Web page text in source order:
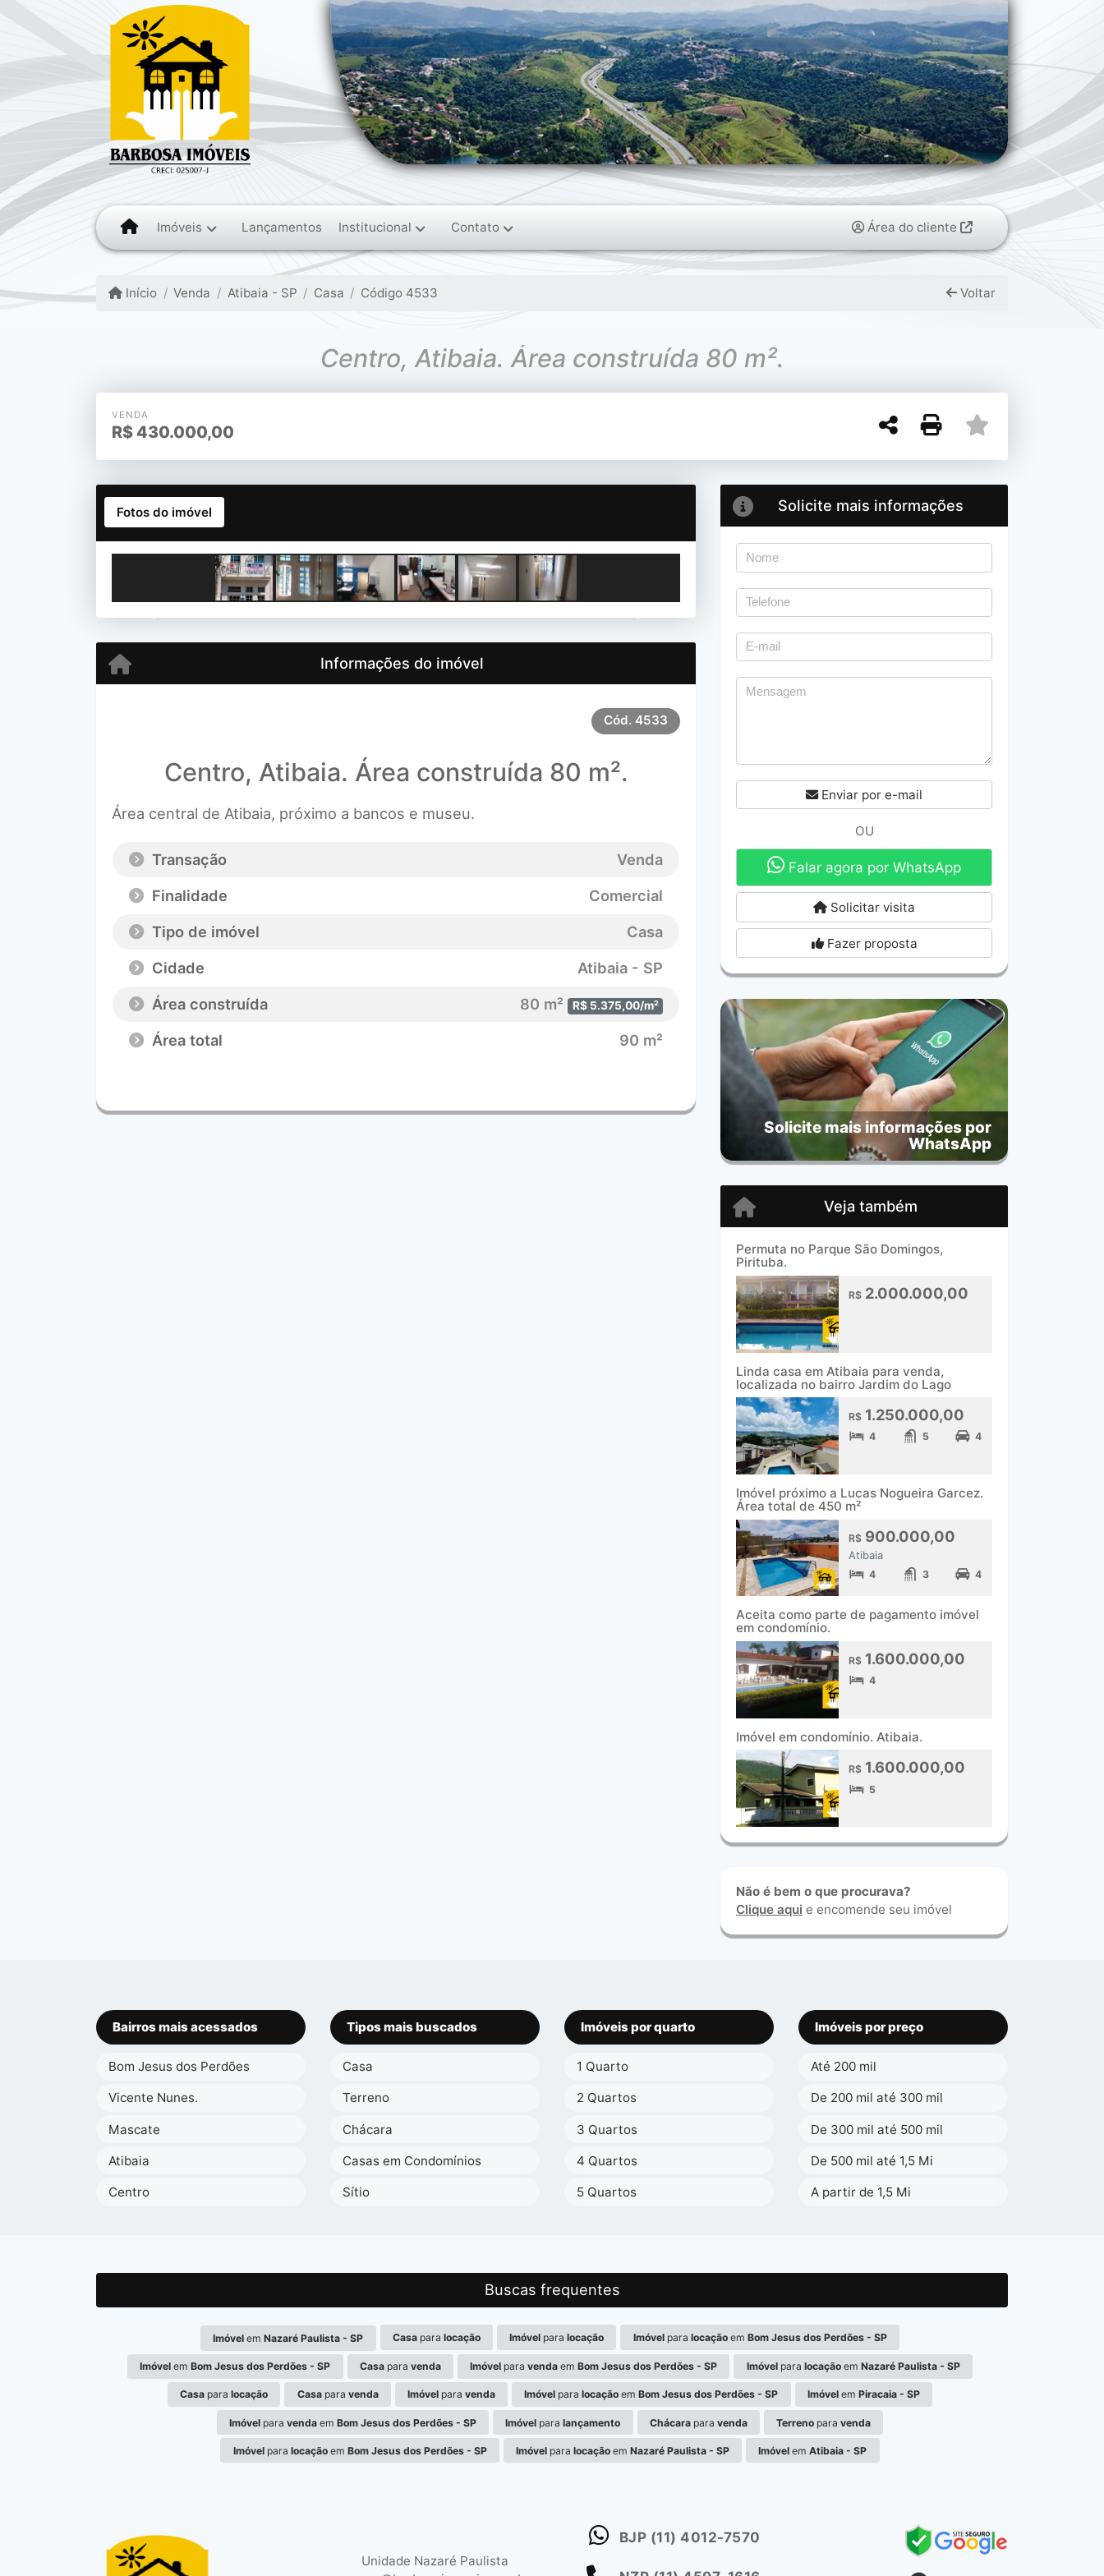
Imóveis Lançamentos Institucional Contato Área do cliente
Início Venda Atibaia - SP Casa Código 4533 Voltar
Centro, Atibaia. Área construída 80 m².
VENDA
R$ 430.000,00
Fotos do imóvel
Informações do imóvel
Cód. 4533
Centro, Atibaia. Área construída 80 m².
Área central de Atibaia, próximo a bancos e museu.
Transação
Venda
Finalidade
Comercial
Tipo de imóvel
Casa
Cidade
Atibaia - SP
Área construída
80 m² R$ 5.375,00/m²
Área total 90 m²
Solicite mais informações
Enviar por e-mail
OU
Falar agora por WhatsApp
Solicitar visita
Fazer proposta
Solicite mais informações por
WhatsApp
Veja também
Permuta no Parque São Domingos,
Pirituba.
R$2.000.000,00
Linda casa em Atibaia para venda,
localizada no bairro Jardim do Lago
R$1.250.000,00
4 5 4
Imóvel próximo a Lucas Nogueira Garcez.
Área total de 450 m²
R$900.000,00
Atibaia
4 3 4
Aceita como parte de pagamento imóvel
em condomínio.
R$1.600.000,00
4
Imóvel em condomínio. Atibaia.
R$1.600.000,00
5
Não é bem o que procurava?
Clique aqui e encomende seu imóvel
Bairros mais acessados
Bom Jesus dos Perdões
Vicente Nunes.
Mascate
Atibaia
Centro
Tipos mais buscados
Casa
Terreno
Chácara
Casas em Condomínios
Sítio
Imóveis por quarto
1 Quarto
2 Quartos
3 Quartos
4 Quartos
5 Quartos
Imóveis por preço
Até 200 mil
De 200 mil até 300 mil
De 300 mil até 500 mil
De 500 mil até 1,5 Mi
A partir de 1,5 Mi
Buscas frequentes
Imóvel emNazaré Paulista - SP Casapara locação Imóvel paralocação Imóvelpara locaçãoem Bom Jesus dos Perdões - SP
Imóvel emBom Jesus dos Perdões - SP Casapara venda Imóvel paravenda emBom Jesus dos Perdões - SP Imóvelpara locaçãoem Nazaré Paulista - SP
Casa paralocação Casapara venda Imóvel para venda Imóvel paralocação emBom Jesus dos Perdões - SP Imóvelem Piracaia - SP
Imóvelpara vendaem Bom Jesus dos Perdões - SP Imóvel paralançamento Chácarapara venda Terreno paravenda
Imóvelpara locaçãoem Bom Jesus dos Perdões - SP Imóvel para locação em Nazaré Paulista - SP Imóvel emAtibaia - SP
Unidade Nazaré Paulista
BJP (11) 4012-7570